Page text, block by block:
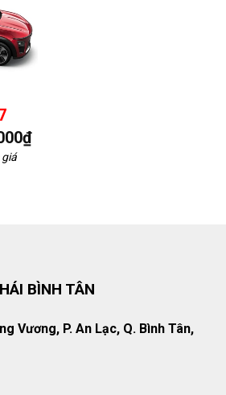
₫
giá
BÌNH TÂN
Vương, P. An Lạc, Q. Bình Tân,